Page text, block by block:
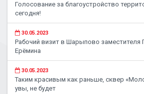
Голосование за благоустройство
сегодня!
30.05.2023
Рабочий визит в Шарыпово заместителя
Ерёмина
30.05.2023
Таким красивым как раньше, сквер
увы, не будет